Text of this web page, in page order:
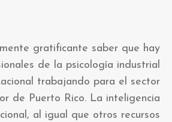
gratificante saber que hay
de la psicología industrial
trabajando para el sector
de Puerto Rico. La inteligencia
al igual que otros recursos